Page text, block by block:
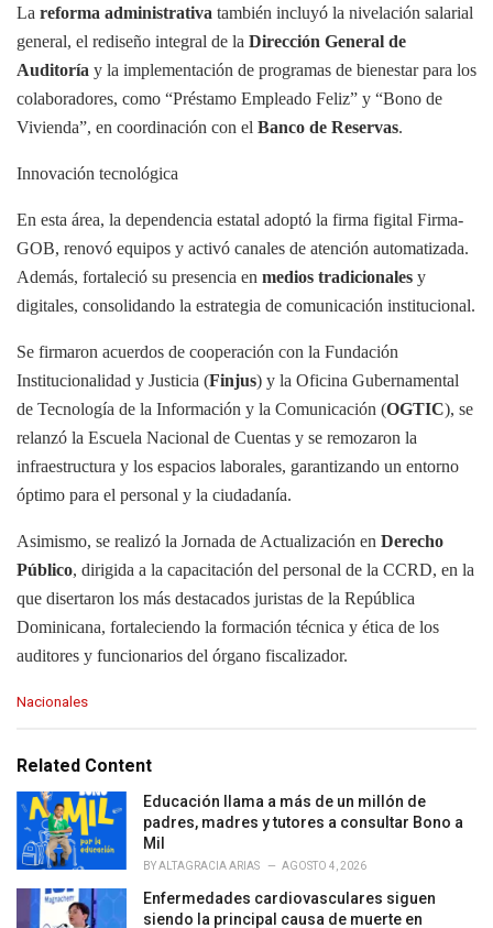
La reforma administrativa también incluyó la nivelación salarial
general, el rediseño integral de la Dirección General de
Auditoría y la implementación de programas de bienestar para los
colaboradores, como “Préstamo Empleado Feliz” y “Bono de
Vivienda”, en coordinación con el Banco de Reservas.
Innovación tecnológica
En esta área, la dependencia estatal adoptó la firma figital Firma-
GOB, renovó equipos y activó canales de atención automatizada.
Además, fortaleció su presencia en medios tradicionales y
digitales, consolidando la estrategia de comunicación institucional.
Se firmaron acuerdos de cooperación con la Fundación
Institucionalidad y Justicia (Finjus) y la Oficina Gubernamental
de Tecnología de la Información y la Comunicación (OGTIC), se
relanzó la Escuela Nacional de Cuentas y se remozaron la
infraestructura y los espacios laborales, garantizando un entorno
óptimo para el personal y la ciudadanía.
Asimismo, se realizó la Jornada de Actualización en Derecho
Público, dirigida a la capacitación del personal de la CCRD, en la
que disertaron los más destacados juristas de la República
Dominicana, fortaleciendo la formación técnica y ética de los
auditores y funcionarios del órgano fiscalizador.
C
e
o
e
Nacionales
Related Content
Educación llama a más de un millón de
padres, madres y tutores a consultar Bono a
Mil
BYALTAGRACIA ARIAS AGOSTO 4, 2026
Enfermedades cardiovasculares siguen
siendo la principal causa de muerte en